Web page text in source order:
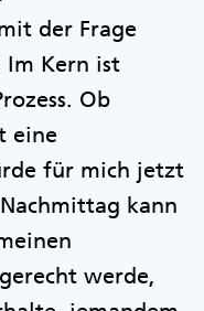
der Frage
Im Kern ist
Ob
eine
für mich jetzt
kann
werde,